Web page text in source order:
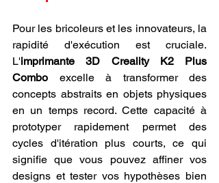
Pour les bricoleurs et les innovateurs, la
rapidité d'exécution est cruciale.
L'imprimante 3D Creality K2 Plus
Combo excelle à transformer des
concepts abstraits en objets physiques
en un temps record. Cette capacité à
prototyper rapidement permet des
cycles d'itération plus courts, ce qui
signifie que vous pouvez affiner vos
designs et tester vos hypothèses bien